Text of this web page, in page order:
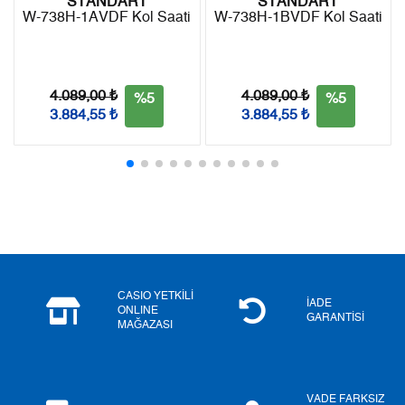
Tek Çekim 0,00 ₺
0,00 ₺
W-738H-1AVDF Kol Saati
4.089,00 ₺
3.884,55 ₺
%5
W-738H-1BVDF Kol Saati
4.089,00 ₺
3.884,55 ₺
%5
CASIO YETKİLİ
ONLINE
MAĞAZASI
İADE
GARANTİSİ
VADE FARKSIZ